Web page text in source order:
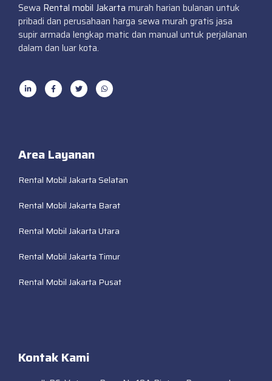
Sewa Rental mobil Jakarta murah harian bulanan untuk
pribadi dan perusahaan harga sewa murah gratis jasa
supir armada lengkap matic dan manual untuk perjalanan
dalam dan luar kota.
Area Layanan
Rental Mobil Jakarta Selatan
Rental Mobil Jakarta Barat
Rental Mobil Jakarta Utara
Rental Mobil Jakarta Timur
Rental Mobil Jakarta Pusat
Kontak Kami